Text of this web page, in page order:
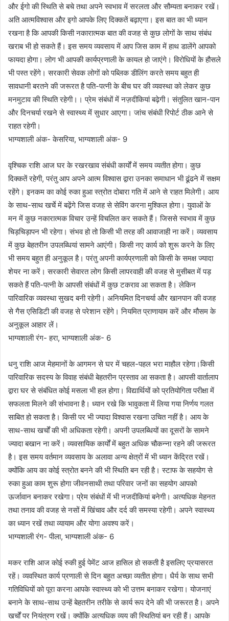
और ईगो की स्थिति से बचे तथा अपने स्वभाव में सरलता और सौम्यता बनाकर रखें।
अति आत्मविश्वास और इगो आपके लिए दिक्कतें बढ़ाएगा। इस बात का भी ध्यान
रखना है कि आपकी किसी नकारात्मक बात की वजह से कुछ लोगों के साथ संबंध
खराब भी हो सकते हैं। इस समय व्यवसाय में आप जिस काम में हाथ डालेंगे आपको
फायदा होगा। लोग भी आपकी कार्यप्रणाली के कायल हो जाएंगे। विरोधियों के हौसले
भी पस्त रहेंगे। सरकारी सेवक लोगों को पब्लिक डीलिंग करते समय बहुत ही
सावधानी बरतने की जरूरत है पति-पत्नी के बीच घर की व्यवस्था को लेकर कुछ
मनमुटाव की स्थिति रहेगी।। प्रेम संबंधों में नज़दीकियां बढ़ेगी। संतुलित खान-पान
और दिनचर्या रखने से स्वास्थ्य में सुधार आएगा। जांच संबंधी रिपोर्ट ठीक आने से
राहत रहेगी।
भाग्यशाली अंक- केसरिया, भाग्यशाली अंक- 9
वृश्चिक राशि आज घर के रखरखाव संबंधी कार्यों में समय व्यतीत होगा। कुछ
दिक्कतें रहेगी, परंतु आप अपने आत्म विश्वास द्वारा उनका समाधान भी ढूंढने में सक्षम
रहेंगे। इनकम का कोई रुका हुआ स्त्रोत दोबारा गति में आने से राहत मिलेगी। आय
के साथ-साथ खर्चे में बढ़ेंगे जिस वजह से सेविंग करना मुश्किल होगा। युवाओं के
मन में कुछ नकारात्मक विचार उन्हें विचलित कर सकते हैं। जिससे स्वभाव में कुछ
चिड़चिड़ापन भी रहेगा। संभव हो तो किसी भी तरह की आवाजाही ना करें। व्यवसाय
में कुछ बेहतरीन उपलब्धियां सामने आएंगी। किसी नए कार्य को शुरू करने के लिए
भी समय बहुत ही अनुकूल है। परंतु अपनी कार्यप्रणाली को किसी के समक्ष ज्यादा
शेयर ना करें। सरकारी सेवारत लोग किसी लापरवाही की वजह से मुसीबत में पड़
सकते हैं पति-पत्नी के आपसी संबंधों में कुछ टकराव आ सकता है। लेकिन
पारिवारिक व्यवस्था सुखद बनी रहेगी। अनियमित दिनचर्या और खानपान की वजह
से गैस एसिडिटी की वजह से परेशान रहेंगे। नियमित प्राणायाम करें और मौसम के
अनुकूल आहार लें।
भाग्यशाली रंग- हरा, भाग्यशाली अंक- 6
धनु राशि आज मेहमानों के आगमन से घर में चहल-पहल भरा माहौल रहेगा।किसी
पारिवारिक सदस्य के विवाह संबंधी बेहतरीन प्रस्ताव आ सकता है। आपसी वार्तालाप
द्वारा घर से संबंधित कोई मसला भी हल होगा। विद्यार्थियों को प्रतियोगिता परीक्षा में
सफलता मिलने की संभावना है। ध्यान रखे कि भावुकता में लिया गया निर्णय गलत
साबित हो सकता है। किसी पर भी ज्यादा विश्वास रखना उचित नहीं है। आय के
साथ-साथ खर्चों की भी अधिकता रहेगी। अपनी उपलब्धियों का दूसरों के सामने
ज्यादा बखान ना करें। व्यवसायिक कार्यों में बहुत अधिक चौकन्ना रहने की जरूरत
है। इस समय वर्तमान व्यवसाय के अलावा अन्य क्षेत्रों में भी ध्यान केंद्रित रखें।
क्योंकि आय का कोई स्त्रोत बनने की भी स्थिति बन रही है। स्टाफ के सहयोग से
रुका हुआ काम शुरू होगा जीवनसाथी तथा परिवार जनों का सहयोग आपको
ऊर्जावान बनाकर रखेगा। प्रेम संबंधों में भी नजदीकियां बनेगी। अत्यधिक मेहनत
तथा तनाव की वजह से नसों में खिंचाव और दर्द की समस्या रहेगी। अपने स्वास्थ्य
का ध्यान रखें तथा व्यायाम और योगा अवश्य करें।
भाग्यशाली रंग- पीला, भाग्यशाली अंक- 6
मकर राशि आज कोई रुकी हुई पेमेंट आज हासिल हो सकती है इसलिए प्रयासरत
रहें। व्यवस्थित कार्य प्रणाली से दिन बहुत अच्छा व्यतीत होगा। धैर्य के साथ सभी
गतिविधियों को पूरा करना आपके स्वास्थ्य को भी उत्तम बनाकर रखेगा। योजनाएं
बनाने के साथ-साथ उन्हें बेहतरीन तरीके से कार्य रूप देने की भी जरूरत है। अपने
खर्चों पर नियंत्रण रखें। क्योंकि अत्यधिक व्यय की स्थितियां बन रही हैं। आपके